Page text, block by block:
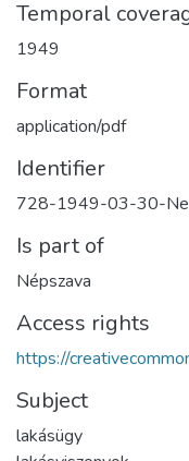
Temporal
1949
Format
application/pdf
Identifier
728-1949-03-30-
Is part of
Népszava
Access rights
https://
Subject
lakásügy